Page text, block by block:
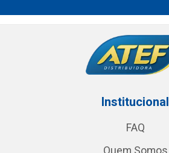
Institucional
FAQ
Quem Somos